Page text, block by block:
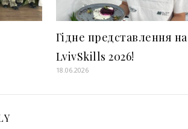
Гідне представлення на
LvivSkills 2026!
18.06.2026